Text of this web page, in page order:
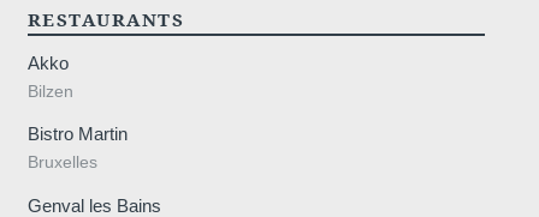
RESTAURANTS
Akko
Bilzen
Bistro Martin
Bruxelles
Genval les Bains